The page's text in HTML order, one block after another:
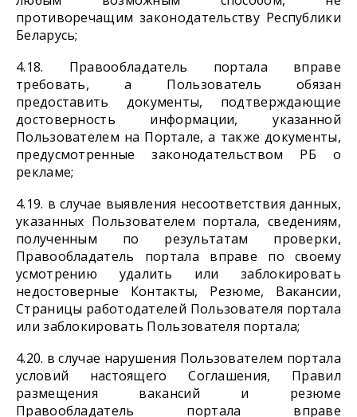
противоречащим законодательству Республики
Беларусь;
4.18. Правообладатель портала вправе
требовать, а Пользователь обязан
предоставить документы, подтверждающие
достоверность информации, указанной
Пользователем на Портале, а также документы,
предусмотренные законодательством РБ о
рекламе;
4.19. в случае выявления несоответствия данных,
указанных Пользователем портала, сведениям,
полученным по результатам проверки,
Правообладатель портала вправе по своему
усмотрению удалить или заблокировать
недостоверные Контакты, Резюме, Вакансии,
Страницы работодателей Пользователя портала
или заблокировать Пользователя портала;
4.20. в случае нарушения Пользователем портала
условий настоящего Соглашения, Правил
размещения вакансий и резюме
Правообладатель портала вправе